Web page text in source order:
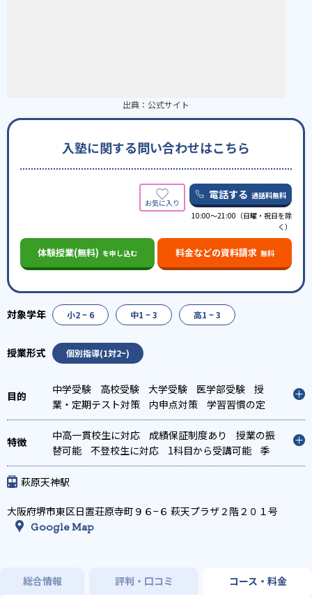
出典： 公式サイト
入塾に関する問い合わせはこちら
電話する 通話料無料
10:00～21:00（日曜・祝日を除
く）
体験授業(無料) を申し込む 料金などの資料請求 無料
小2 ~ 6 中1 ~ 3 高1 ~ 3
個別指導(1対2~)
中学受験 高校受験 大学受験 医学部受験
授
業・定期テスト対策
内申点対策
学習習慣の定
着
総合型選抜(旧AO)対策 推薦入試対策
学校別
特化対策
国公立大対策 私大対策
共通テスト対
策
英検(英語検定)対策 漢検(漢字検定)対策
数
学特化対策
中高一貫校生に対応 成績保証制度あり
授業の振
替可能
不登校生に対応 1科目から受講可能
季
節講習のみの受講可
萩原天神駅
大阪府堺市東区日置荘原寺町９６−６ 萩天プラザ２階２０１号
Google Map
総合情報 評判・口コミ コース・料金